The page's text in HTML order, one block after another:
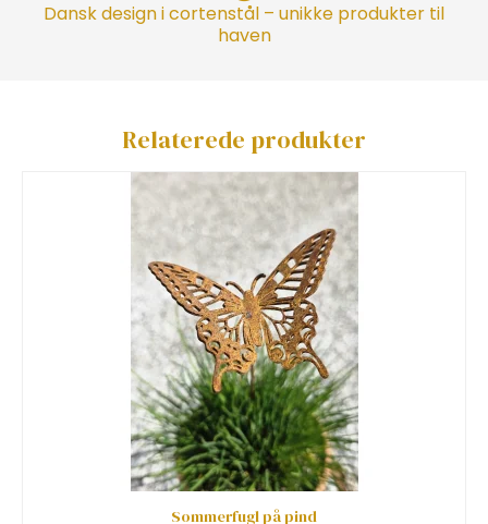
Dansk design i cortenstål – unikke produkter til
haven
Relaterede produkter
Sommerfugl på pind